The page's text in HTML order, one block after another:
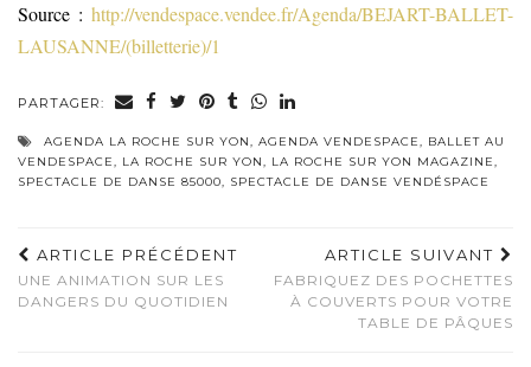
Source : http://vendespace.vendee.fr/Agenda/BEJART-BALLET-
LAUSANNE/(billetterie)/1
PARTAGER:
AGENDA LA ROCHE SUR YON, AGENDA VENDESPACE, BALLET AU
VENDESPACE, LA ROCHE SUR YON, LA ROCHE SUR YON MAGAZINE,
SPECTACLE DE DANSE 85000, SPECTACLE DE DANSE VENDÉSPACE
ARTICLE PRÉCÉDENT
UNE ANIMATION SUR LES
DANGERS DU QUOTIDIEN
ARTICLE SUIVANT
FABRIQUEZ DES POCHETTES
À COUVERTS POUR VOTRE
TABLE DE PÂQUES